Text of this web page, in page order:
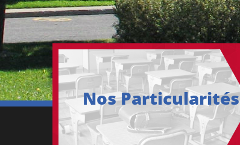
Nos Particularités